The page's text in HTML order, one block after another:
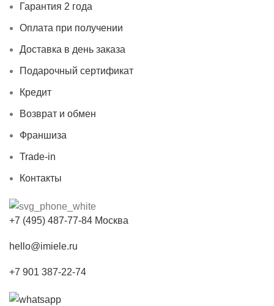
Гарантия 2 года
Оплата при получении
Доставка в день заказа
Подарочный сертификат
Кредит
Возврат и обмен
Франшиза
Trade-in
Контакты
+7 (495) 487-77-84 Москва
hello@imiele.ru
+7 901 387-22-74